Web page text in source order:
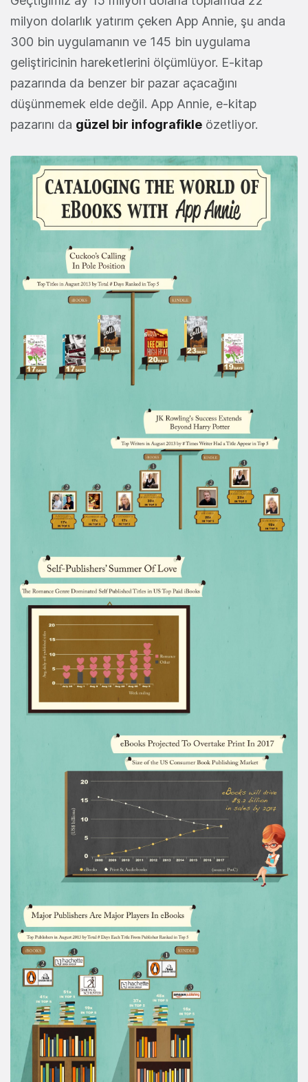
milyon dolarlık yatırım çeken App Annie, şu anda
300 bin uygulamanın ve 145 bin uygulama
geliştiricinin hareketlerini ölçümlüyor. E-kitap
pazarında da benzer bir pazar açacağını
düşünmemek elde değil. App Annie, e-kitap
pazarını da güzel bir infografikle özetliyor.